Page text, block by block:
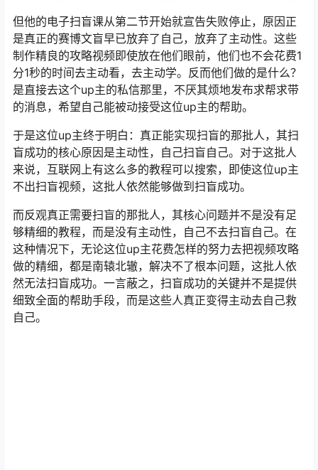
但他的电子扫盲课从第二节开始就宣告失败停止，原因正
是真正的赛博文盲早已放弃了自己，放弃了主动性。这些
制作精良的攻略视频即使放在他们眼前，他们也不会花费1
分1秒的时间去主动看，去主动学。反而他们做的是什么？
是直接去这个up主的私信那里，不厌其烦地发布求帮求带
的消息，希望自己能被动接受这位up主的帮助。
于是这位up主终于明白：真正能实现扫盲的那批人，其扫
盲成功的核心原因是主动性，自己扫盲自己。对于这批人
来说，互联网上有这么多的教程可以搜索，即使这位up主
不出扫盲视频，这批人依然能够做到扫盲成功。
而反观真正需要扫盲的那批人，其核心问题并不是没有足
够精细的教程，而是没有主动性，自己不去扫盲自己。在
这种情况下，无论这位up主花费怎样的努力去把视频攻略
做的精细，都是南辕北辙，解决不了根本问题，这批人依
然无法扫盲成功。一言蔽之，扫盲成功的关键并不是提供
细致全面的帮助手段，而是这些人真正变得主动去自己救
自己。